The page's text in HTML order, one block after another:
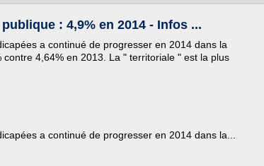
: 4,9% en 2014 - Infos ...
a continué de progresser en 2014 dans la
4,64% en 2013. La " territoriale " est la plus
a continué de progresser en 2014 dans la...